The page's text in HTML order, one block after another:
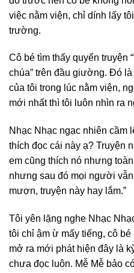
việc nằm viện, chỉ dính lấy
trường.
Cô bé tìm thấy quyển truyện
chúa” trên đầu giường. Đó
của tôi trong lúc nằm viện,
mới nhất thì tôi luôn nhìn ra
Nhạc Nhạc ngạc nhiên cầm
thích đọc cái này ạ? Truyện
em cũng thích nó nhưng
nhưng sau đó mọi người
mượn, truyện này hay lắm.”
Tôi yên lặng nghe Nhạc
tôi chỉ ậm ừ mấy tiếng, cô
mở ra mới phát hiện đây là
chưa đọc luôn. Mễ Mễ bảo